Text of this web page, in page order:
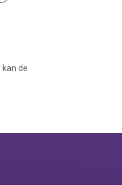
de